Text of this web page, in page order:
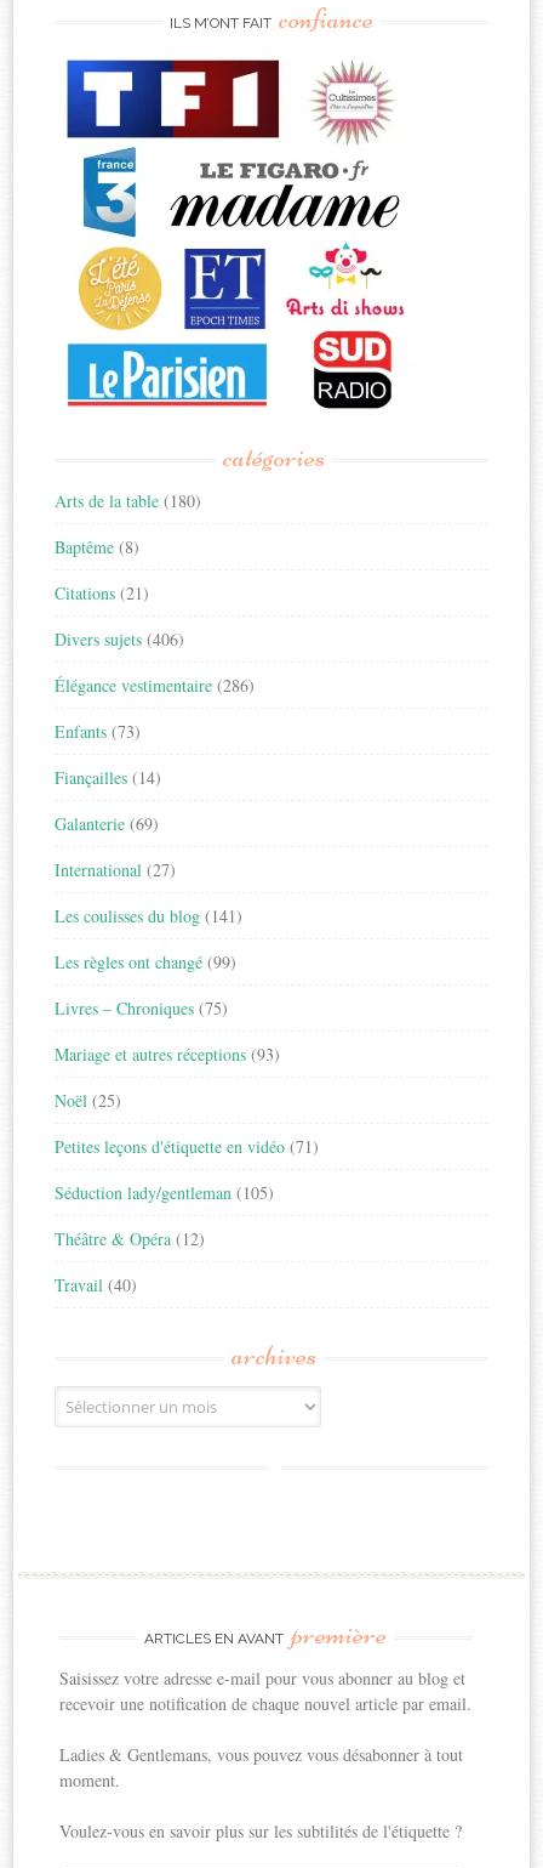
ILS M’ONT FAIT confiance
catégories
Arts de la table (180)
Baptême (8)
Citations (21)
Divers sujets (406)
Élégance vestimentaire (286)
Enfants (73)
Fiançailles (14)
Galanterie (69)
International (27)
Les coulisses du blog (141)
Les règles ont changé (99)
Livres – Chroniques (75)
Mariage et autres réceptions (93)
Noël (25)
Petites leçons d'étiquette en vidéo (71)
Séduction lady/gentleman (105)
Théâtre & Opéra (12)
Travail (40)
archives
Archives
ARTICLES EN AVANT première
Saisissez votre adresse e-mail pour vous abonner au blog et
recevoir une notification de chaque nouvel article par email.
Ladies & Gentlemans, vous pouvez vous désabonner à tout
moment.
Voulez-vous en savoir plus sur les subtilités de l'étiquette ?